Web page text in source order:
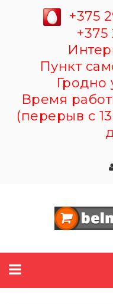
+375
+375
Пункт
Гродно
Время
(перерыв с